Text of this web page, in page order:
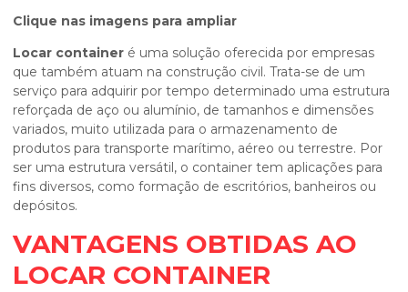
Clique nas imagens para ampliar
Locar container é uma solução oferecida por empresas
que também atuam na construção civil. Trata-se de um
serviço para adquirir por tempo determinado uma estrutura
reforçada de aço ou alumínio, de tamanhos e dimensões
variados, muito utilizada para o armazenamento de
produtos para transporte marítimo, aéreo ou terrestre. Por
ser uma estrutura versátil, o container tem aplicações para
fins diversos, como formação de escritórios, banheiros ou
depósitos.
VANTAGENS OBTIDAS AO
LOCAR CONTAINER